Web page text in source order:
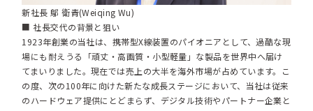
新社長 鄔 衛青(Weiqing Wu)
■ 社長交代の背景と狙い
1923年創業の当社は、携帯型X線装置のパイオニアとして、過酷な現
場にも耐えうる「頑丈・高画質・小型軽量」な製品を世界中へ届け
てまいりました。現在では売上の大半を海外市場が占めています。こ
の度、次の100年に向けた新たな成長ステージにおいて、当社は従来
のハードウェア提供にとどまらず、デジタル技術やパートナー企業と